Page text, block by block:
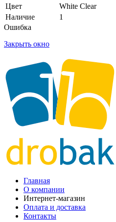
Цвет
White Clear
Наличие
1
Ошибка
Закрыть окно
Главная
О компании
Интернет-магазин
Оплата и доставка
Контакты